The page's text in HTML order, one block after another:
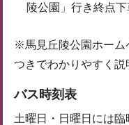
陵公園」行き終点
※馬見丘陵公園ホーム
つきでわかりやすく説
バス時刻表
土曜日・日曜日には臨